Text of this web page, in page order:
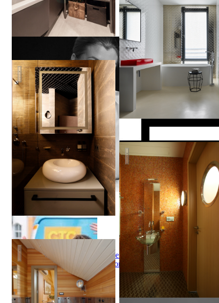
Валерия
Маслова
Проект "Берложка"
Андрей
Карпов
Интерьер квартиры в ЖК
Черное и белое